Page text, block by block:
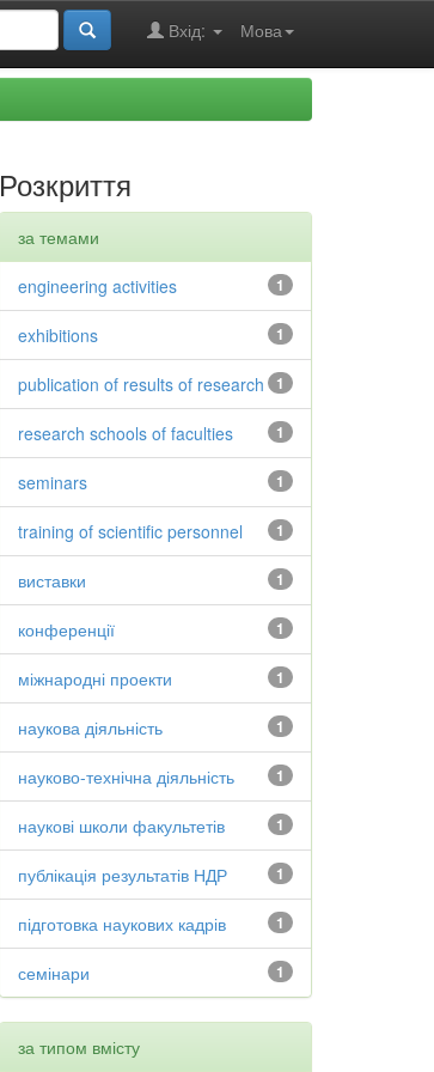
Мова
Вхід:
Розкриття
за темами
1
engineering activities
1
exhibitions
1
publication of results of research
1
research schools of faculties
1
seminars
1
training of scientific personnel
1
виставки
1
конференції
1
міжнародні проекти
1
наукова діяльність
1
науково-технічна діяльність
1
наукові школи факультетів
1
публікація результатів НДР
1
підготовка наукових кадрів
1
семінари
за типом вмісту